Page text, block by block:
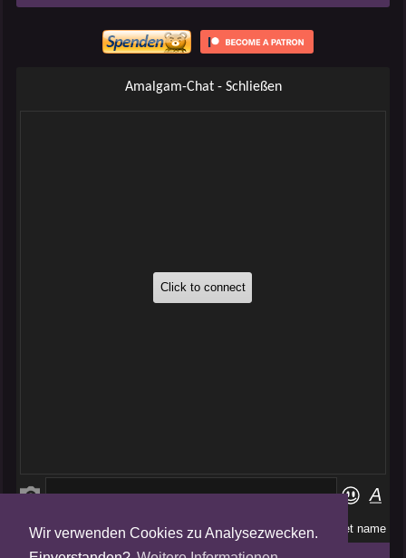
Wir verwenden Cookies zu Analysezwecken.
Amalgam-Chat - Schließen